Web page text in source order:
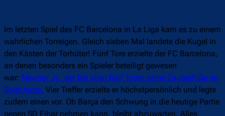
Im letzten Spiel des FC Barcelona in La Liga kam es zu einem
wahrlichen Torreigen. Gleich sieben Mal landete die Kugel in
den Kästen der Torhüter! Fünf Tore erzielte der FC Barcelona,
an denen besonders ein Spieler beteiligt gewesen
war: Neymar Jr., der bei allen fünf Toren seine Zauberfüße im
Spiel hatte. Vier Treffer erzielte er höchstpersönlich und legte
zudem einen vor. Ob Barça den Schwung in die heutige Partie
gegen SD Eibar nehmen kann, bleibt abzuwarten. Alles